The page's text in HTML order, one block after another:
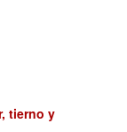
tierno y